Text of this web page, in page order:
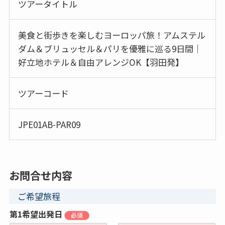
ツアータイトル
美食と街歩きを楽しむヨーロッパ旅！アムステル
ダム＆ブリュッセル＆パリを優雅に巡る9日間｜
好立地ホテル＆自由アレンジOK【羽田発】
ツアーコード
JPE01AB-PAR09
お問合せ内容
ご希望旅程
第1希望出発日